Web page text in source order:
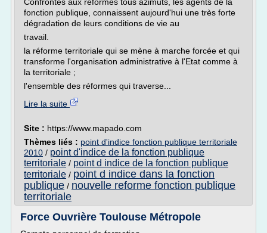
fonction publique, connaissent aujourd'hui une très forte
dégradation de leurs conditions de vie au
travail.
la réforme territoriale qui se mène à marche forcée et qui
transforme l'organisation administrative à l'Etat comme à
la territoriale ;
l'ensemble des réformes qui traverse...
Lire la suite
Site : https://www.mapado.com
Thèmes liés : point d'indice fonction publique territoriale
2010 / point d'indice de la fonction publique
territoriale / point d indice de la fonction publique
territoriale / point d indice dans la fonction
publique / nouvelle reforme fonction publique
territoriale
Force Ouvrière Toulouse Métropole